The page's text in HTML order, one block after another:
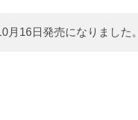
16日発売になりました。